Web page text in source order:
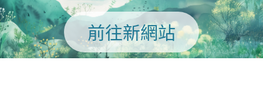
前往新網站